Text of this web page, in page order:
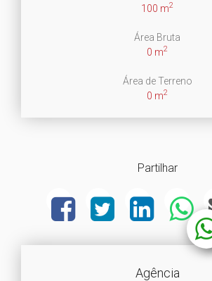
100 m2
Área Bruta
0 m2
Área de Terreno
0 m2
Partilhar
Agência